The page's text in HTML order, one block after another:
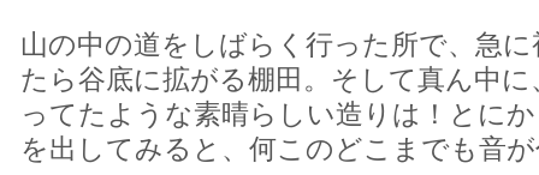
山の中の道をしばらく行った所で、急
たら谷底に拡がる棚田。そして真ん中
ってたような素晴らしい造りは！とに
を出してみると、何このどこまでも音